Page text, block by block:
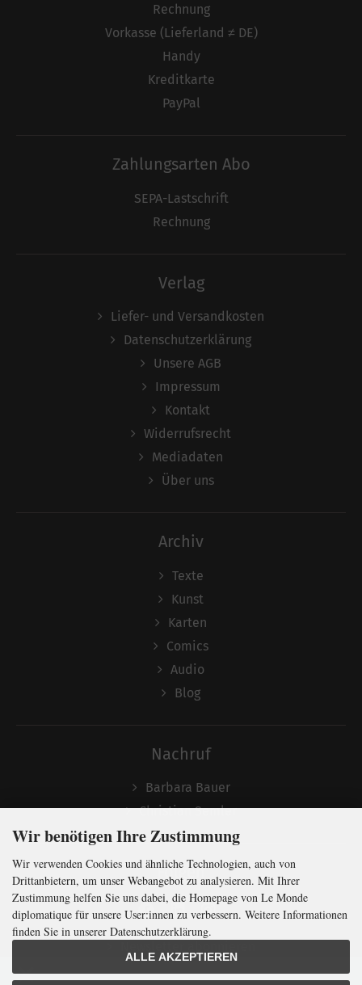
Rechnung
Vorkasse (Lieferland ≠ DE)
Handy
Kreditkarte
PayPal
Zahlungsarten Abo
SEPA-Lastschrift
Rechnung
Verlag
Liefer- und Versandkosten
Datenschutzerklärung
Unsere AGB
Impressum
Kontakt
Widerrufsrecht
Mediadaten
Über uns
Archiv
Texte
Kunst
Karten
Comics
Audio
Blog
Nachruf
Barbara Bauer
Christian Semler
Folgen
Wir benötigen Ihre Zustimmung
Wir verwenden Cookies und ähnliche Technologien, auch von
Drittanbietern, um unser Webangebot zu analysieren. Mit Ihrer
Zustimmung helfen Sie uns dabei, die Homepage von Le Monde
diplomatique für unsere User:innen zu verbessern. Weitere Informationen
finden Sie in unserer Datenschutzerklärung.
ALLE AKZEPTIEREN